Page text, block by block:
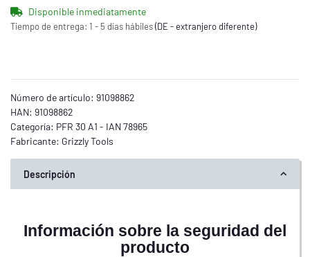
Disponible inmediatamente
Tiempo de entrega: 1 - 5 días hábiles(DE - extranjero diferente)
Número de artículo: 91098862
HAN: 91098862
Categoría: PFR 30 A1 - IAN 78965
Fabricante: Grizzly Tools
Descripción
Información sobre la seguridad del
producto